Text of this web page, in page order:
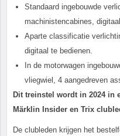
Standaard ingebouwde
machinistencabines,
Aparte classificatie
digitaal te bedienen.
In de motorwagen
vliegwiel, 4 aangedreven
Dit treinstel wordt in 2024 in
Märklin Insider en Trix
De clubleden krijgen het